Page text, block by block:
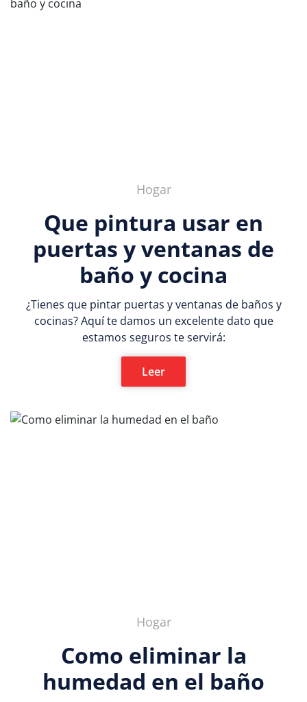
Hogar
Que pintura usar en
puertas y ventanas de
baño y cocina
¿Tienes que pintar puertas y ventanas de baños y
cocinas? Aquí te damos un excelente dato que
estamos seguros te servirá:
Leer
Hogar
Como eliminar la
humedad en el baño